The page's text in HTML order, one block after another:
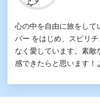
心の中を自由に旅をして
バー をはじめ、スピリ
なく愛しています。素敵
感できたらと思います！